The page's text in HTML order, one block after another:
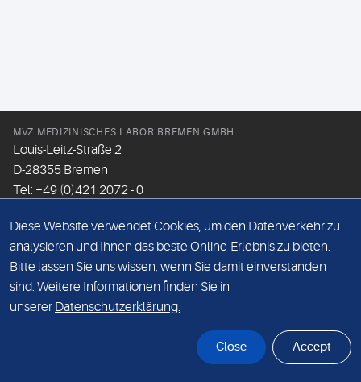
MVZ MEDIZINISCHES LABOR BREMEN GMBH
Louis-Leitz-Straße 2
D-28355 Bremen
Tel: +49 (0)421 2072 - 0
Email:info@mlhb.de
DATENSCHUTZ
IMPRESSUM
Diese Website verwendet Cookies, um den Datenverkehr zu
analysieren und Ihnen das beste Online-Erlebnis zu bieten.
Bitte lassen Sie uns wissen, wenn Sie damit einverstanden
sind. Weitere Informationen finden Sie in
unserer Datenschutzerklärung.
Close Accept